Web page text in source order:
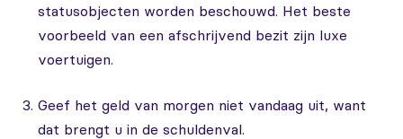
statusobjecten worden beschouwd. Het beste
voorbeeld van een afschrijvend bezit zijn luxe
voertuigen.
Geef het geld van morgen niet vandaag uit, want
dat brengt u in de schuldenval.